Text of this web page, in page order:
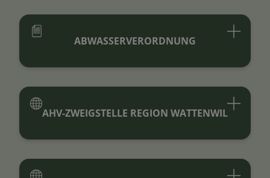
ABWASSERVERORDNUNG
AHV-ZWEIGSTELLE REGION WATTENWIL